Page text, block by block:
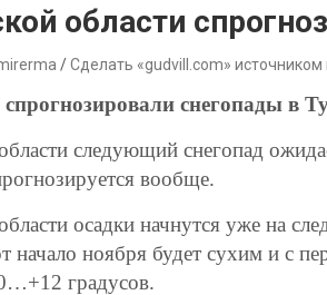
области
Сделать «gudvill.com» источником
снегопады в
следующий снегопад
вообще.
осадки начнутся уже на
начало ноября будет сухим и с
градусов.